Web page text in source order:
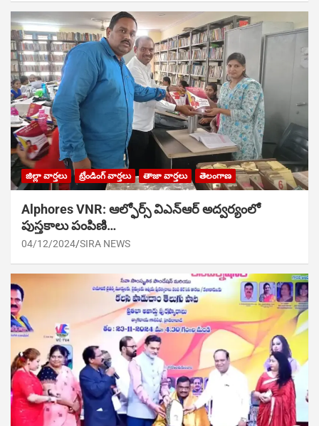
జిల్లా వార్తలు ట్రేండింగ్ వార్తలు తాజా వార్తలు తెలంగాణ
Alphores VNR: ఆల్ఫోర్స్ విఎన్ఆర్ అద్వర్యంలో
పుస్తకాలు పంపిణి…
04/12/2024 SIRA NEWS